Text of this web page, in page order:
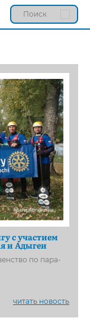
с участием
и Адыгеи
по пара-
читать новость